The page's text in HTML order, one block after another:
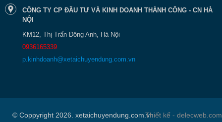
CÔNG TY CP ĐẦU TƯ VÀ KINH DOANH THÀNH CÔNG - CN HÀ
NỘI
KM12, Thị Trấn Đông Anh, Hà Nội
0936165339
p.kinhdoanh@xetaichuyendung.com.vn
© Coppyright 2026. xetaichuyendung.com.vnThiết kế - delecweb.com